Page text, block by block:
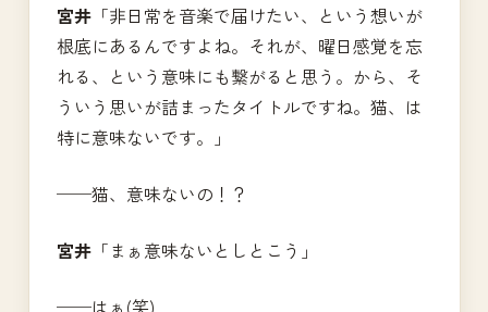
宮井 「非日常を音楽で届けたい、という想いが
根底にあるんですよね。それが、曜日感覚を忘
れる、という意味にも繋がると思う。から、そ
ういう思いが詰まったタイトルですね。猫、は
特に意味ないです。」
──猫、意味ないの！？
宮井 「まぁ意味ないとしとこう」
──はぁ(笑)